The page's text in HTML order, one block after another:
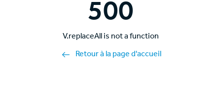
500
V.replaceAll is not a function
Retour à la page d'accueil